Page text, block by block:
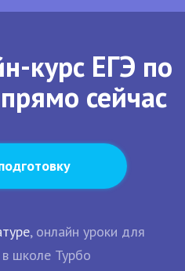
курс ЕГЭ по
сейчас
, онлайн уроки для
школе Турбо